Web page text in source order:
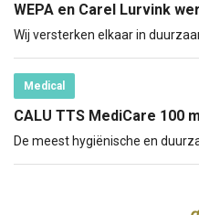
WEPA en Carel Lurvink
Wij versterken elkaar in
Medical
CALU TTS MediCare 100
De meest hygiënische en